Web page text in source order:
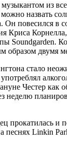
из
назвать
Он повесился в
Криса Корнелла,
Soundgarden.
образом двумя
стало
Честер как
неделю
прокатилась и
песнях Linkin